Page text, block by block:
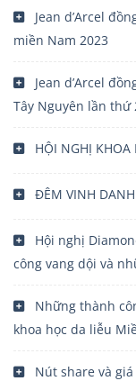
Jean d’Arcel
miền Nam 2023
Jean d’Arcel
Tây Nguyên lần thứ
HỘI NGHỊ
ĐÊM VINH
Hội nghị
công vang dội và
Những thành
khoa học da liễu
Nút share và